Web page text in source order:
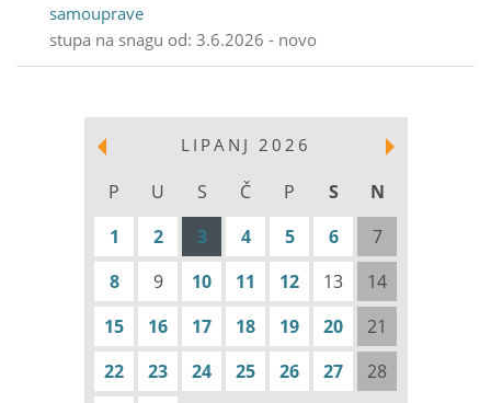
samouprave
stupa na snagu od: 3.6.2026 - novo
LIPANJ 2026
P U S Č P S
N
1
2 3 4 5 6
7
8
9 10 11 12 13
14
15
16 17 18 19 20
21
22
23 24 25 26 27
28